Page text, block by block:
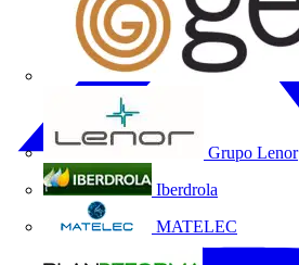
Grupo Lenor
Iberdrola
MATELEC